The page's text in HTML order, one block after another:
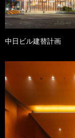
中日ビル建替計画